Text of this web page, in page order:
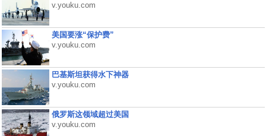
v.youku.com
美国要涨“保护费”
v.youku.com
巴基斯坦获得水下神器
v.youku.com
俄罗斯这领域超过美国
v.youku.com